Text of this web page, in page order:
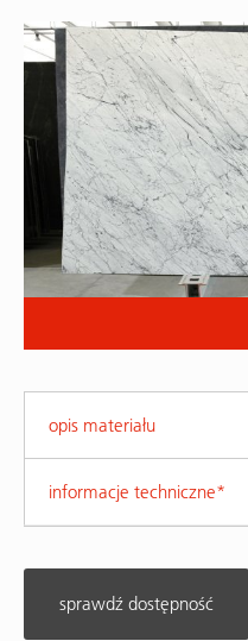
opis materiału
informacje techniczne*
sprawdź dostępność